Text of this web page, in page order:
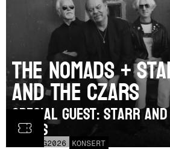
AUG2026 KONSERT
The Nomads +
and the Czars
SPECIAL GUEST: Starr
Czars